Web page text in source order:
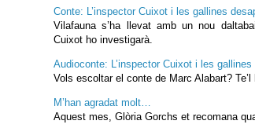
Conte: L’inspector Cuixot i les gallines
Vilafauna s’ha llevat amb un nou
Cuixot ho investigarà.
Audioconte: L’inspector Cuixot i les gallines
Vols escoltar el conte de Marc Alabart?
M’han agradat molt…
Aquest mes, Glòria Gorchs et recomana